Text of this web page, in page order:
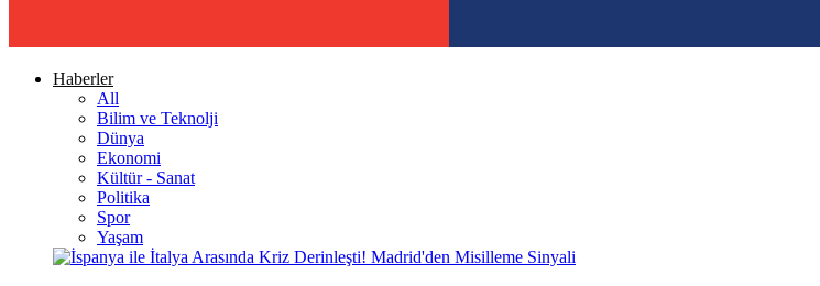
Haberler
All
Bilim ve Teknolji
Dünya
Ekonomi
Kültür - Sanat
Politika
Spor
Yaşam